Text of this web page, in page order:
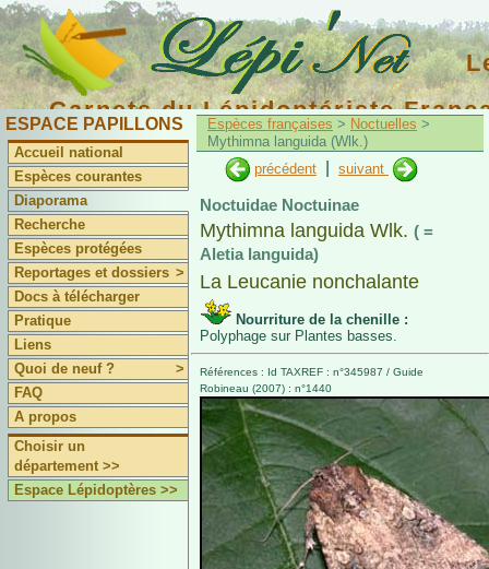
Carnets du Lépidoptériste
ESPACE PAPILLONS
Accueil national
Espèces courantes
Diaporama
Recherche
Espèces protégées
Reportages et dossiers >
Docs à télécharger
Pratique
Liens
Quoi de neuf ?
>
FAQ
A propos
Choisir un
département >>
Espace Lépidoptères >>
Espèces françaises > Noctuelles >
Mythimna languida (Wlk.)
précédent
suivant
Noctuidae Noctuinae
Mythimna languida Wlk. ( =
Aletia languida)
La Leucanie nonchalante
Nourriture de la chenille :
Polyphage sur Plantes basses.
Références : Id TAXREF : n°345987 / Guide
Robineau (2007) : n°1440